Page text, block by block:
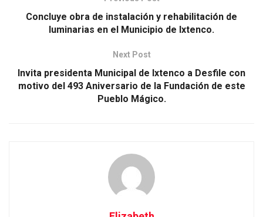
Concluye obra de instalación y rehabilitación de
luminarias en el Municipio de Ixtenco.
Next Post
Invita presidenta Municipal de Ixtenco a Desfile con
motivo del 493 Aniversario de la Fundación de este
Pueblo Mágico.